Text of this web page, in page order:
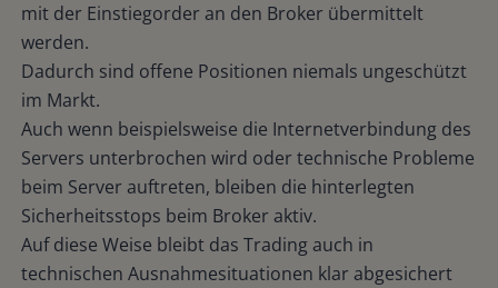
mit der Einstiegorder an den Broker übermittelt
werden.
Dadurch sind offene Positionen niemals ungeschützt
im Markt.
Auch wenn beispielsweise die Internetverbindung des
Servers unterbrochen wird oder technische Probleme
beim Server auftreten, bleiben die hinterlegten
Sicherheitsstops beim Broker aktiv.
Auf diese Weise bleibt das Trading auch in
technischen Ausnahmesituationen klar abgesichert